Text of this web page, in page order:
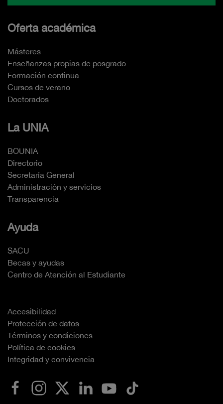
Oferta académica
Másteres
Enseñanzas propias de posgrado
Formación continua
Cursos de verano
Doctorados
La UNIA
BOUNIA
Directorio
Secretaría General
Administración y servicios
Transparencia
Ayuda
SACU
Becas y ayudas
Centro de Atención al Estudiante
Accesibilidad
Protección de datos
Términos y condiciones
Política de cookies
Integridad y convivencia